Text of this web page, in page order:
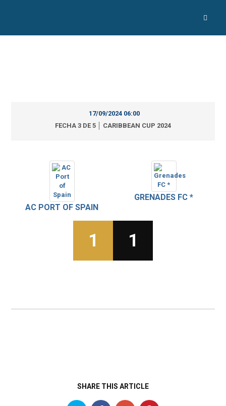
17/09/2024 06:00
FECHA 3 DE 5 │ CARIBBEAN CUP 2024
AC PORT OF SPAIN
GRENADES FC *
1 1
SHARE THIS ARTICLE